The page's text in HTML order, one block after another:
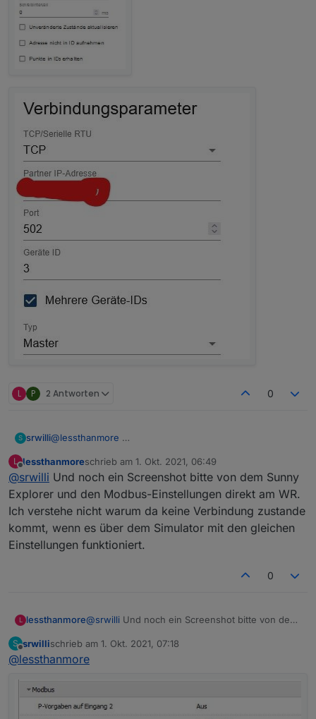
L P 2 Antworten 0
S srwilli@lessthanmore
L
Offline
lessthanmoreschrieb am 1. Okt. 2021, 06:49
zuletzt editiert von
@srwilli Und noch ein Screenshot bitte von dem Sunny
Explorer und den Modbus-Einstellungen direkt am WR.
Ich verstehe nicht warum da keine Verbindung zustande
kommt, wenn es über dem Simulator mit den gleichen
Einstellungen funktioniert.
0
L lessthanmore@srwilli Und noch ein Screenshot bitte von dem
direkt am WR.
Ich verstehe nicht warum da keine Verbindung
S
Offline
srwillischrieb am 1. Okt. 2021, 07:18
zuletzt editiert von
@lessthanmore